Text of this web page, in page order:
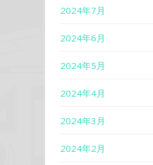
2024年7月
2024年6月
2024年5月
2024年4月
2024年3月
2024年2月